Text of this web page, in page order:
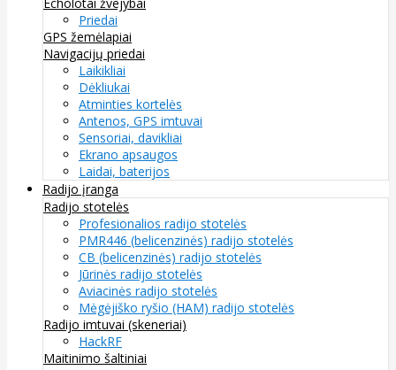
Priedai
GPS žemėlapiai
Navigacijų priedai
Laikikliai
Dėkliukai
Atminties kortelės
Antenos, GPS imtuvai
Sensoriai, davikliai
Ekrano apsaugos
Laidai, baterijos
Radijo įranga
Radijo stotelės
Profesionalios radijo stotelės
PMR446 (belicenzinės) radijo stotelės
CB (belicenzinės) radijo stotelės
Jūrinės radijo stotelės
Aviacinės radijo stotelės
Mėgėjiško ryšio (HAM) radijo stotelės
Radijo imtuvai (skeneriai)
HackRF
Maitinimo šaltiniai